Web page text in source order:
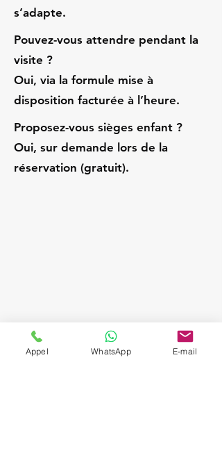
s’adapte.
Pouvez-vous attendre pendant la
visite ?
Oui, via la formule mise à
disposition facturée à l’heure.
Proposez-vous sièges enfant ?
Oui, sur demande lors de la
réservation (gratuit).
Appel WhatsApp E-mail